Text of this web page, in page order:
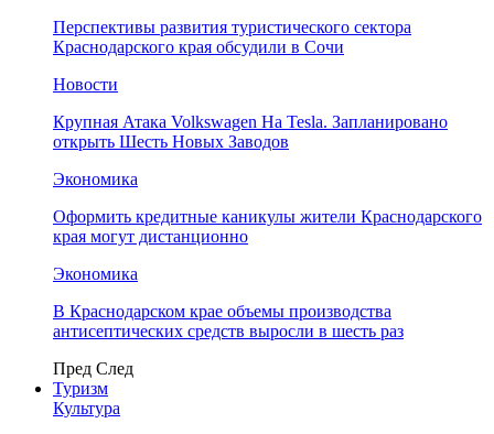
Перспективы развития туристического сектора
Краснодарского края обсудили в Сочи
Новости
Крупная Атака Volkswagen На Tesla. Запланировано
открыть Шесть Новых Заводов
Экономика
Оформить кредитные каникулы жители Краснодарского
края могут дистанционно
Экономика
В Краснодарском крае объемы производства
антисептических средств выросли в шесть раз
Пред След
Туризм
Культура